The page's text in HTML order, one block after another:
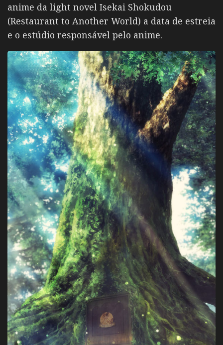
anime da light novel Isekai Shokudou
(Restaurant to Another World) a data de estreia
e o estúdio responsável pelo anime.